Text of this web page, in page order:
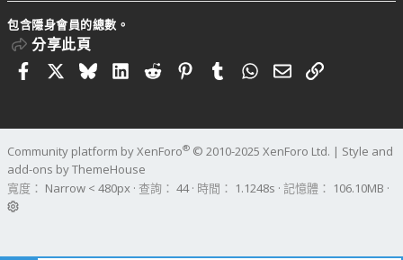
包含隱身會員的總數。
分享此頁
FacebookBlueskyLinkedIn
RedditPinterestTumblrWhatsApp
電子郵件
連結
Community platform by XenForo® © 2010-2025 XenForo Ltd. | Style and
add-ons by ThemeHouse
寬度
查詢 44 時間 1.1248s 記憶體 106.10MB